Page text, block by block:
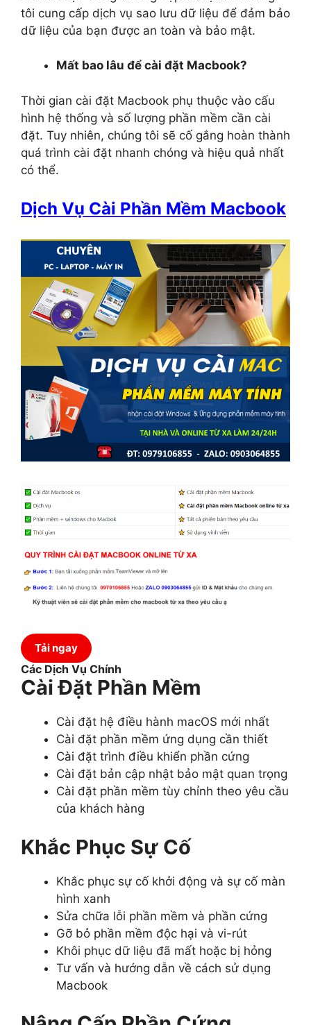
tôi cung cấp dịch vụ sao lưu dữ liệu để đảm bảo
dữ liệu của bạn được an toàn và bảo mật.
Mất bao lâu để cài đặt Macbook?
Thời gian cài đặt Macbook phụ thuộc vào cấu
hình hệ thống và số lượng phần mềm cần cài
đặt. Tuy nhiên, chúng tôi sẽ cố gắng hoàn thành
quá trình cài đặt nhanh chóng và hiệu quả nhất
có thể.
Dịch Vụ Cài Phần Mềm Macbook
Tải ngay
Các Dịch Vụ Chính
Cài Đặt Phần Mềm
Cài đặt hệ điều hành macOS mới nhất
Cài đặt phần mềm ứng dụng cần thiết
Cài đặt trình điều khiển phần cứng
Cài đặt bản cập nhật bảo mật quan trọng
Cài đặt phần mềm tùy chỉnh theo yêu cầu
của khách hàng
Khắc Phục Sự Cố
Khắc phục sự cố khởi động và sự cố màn
hình xanh
Sửa chữa lỗi phần mềm và phần cứng
Gỡ bỏ phần mềm độc hại và vi-rút
Khôi phục dữ liệu đã mất hoặc bị hỏng
Tư vấn và hướng dẫn về cách sử dụng
Macbook